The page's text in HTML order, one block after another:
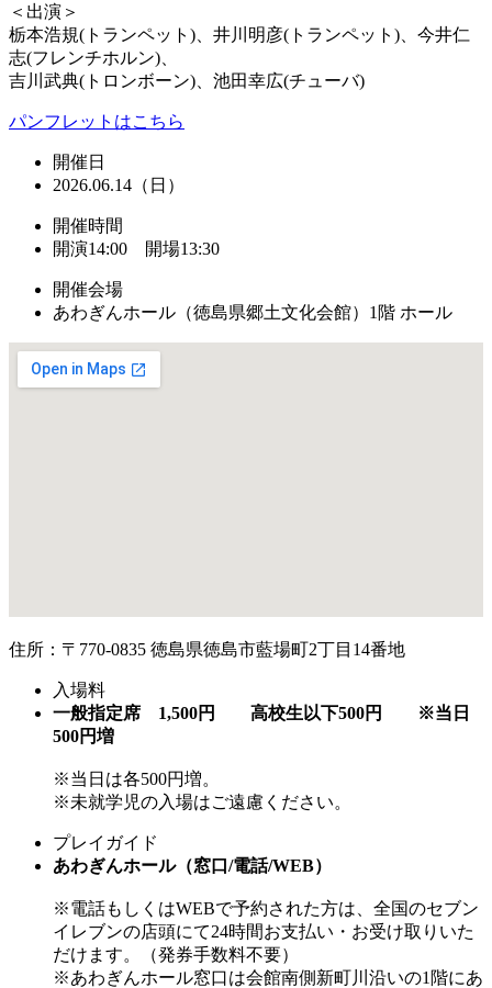
＜出演＞
栃本浩規(トランペット)、井川明彦(トランペット)、今井仁
志(フレンチホルン)、
吉川武典(トロンボーン)、池田幸広(チューバ)
パンフレットはこちら
開催日
2026.06.14（日）
開催時間
開演14:00 開場13:30
開催会場
あわぎんホール（徳島県郷土文化会館）1階 ホール
住所：〒770-0835 徳島県徳島市藍場町2丁目14番地
入場料
一般指定席 1,500円 高校生以下500円 ※当日
500円増
※当日は各500円増。
※未就学児の入場はご遠慮ください。
プレイガイド
あわぎんホール（窓口/電話/WEB）
※電話もしくはWEBで予約された方は、全国のセブン
イレブンの店頭にて24時間お支払い・お受け取りいた
だけます。（発券手数料不要）
※あわぎんホール窓口は会館南側新町川沿いの1階にあ